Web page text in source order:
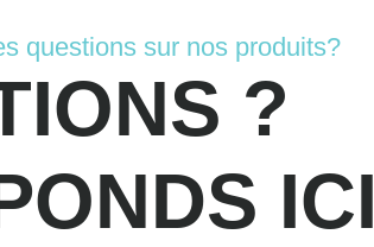
questions sur nos produits?
?
ICI